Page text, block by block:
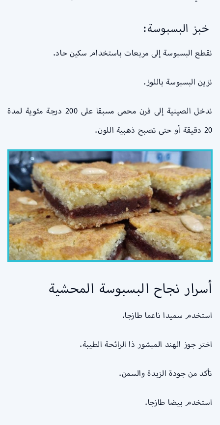
خبز البسبوسة:
نقطع البسبوسة إلى مربعات باستخدام سكين حاد.
نزين البسبوسة باللوز.
ندخل الصينية إلى فرن محمى مسبقا على 200 درجة مئوية لمدة
20 دقيقة أو حتى تصبح ذهبية اللون.
أسرار نجاح البسبوسة المحشية
استخدم سميدا ناعما طازجا.
اختر جوز الهند المبشور ذا الرائحة الطيبة.
تأكد من جودة الزبدة والسمن.
استخدم بيضا طازجا.